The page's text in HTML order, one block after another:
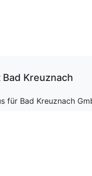
Kreuznach
für Bad Kreuznach